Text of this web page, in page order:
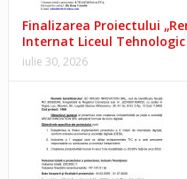
Finalizarea Proiectului
Internat Liceul Tehnologic
iulie 30, 2026